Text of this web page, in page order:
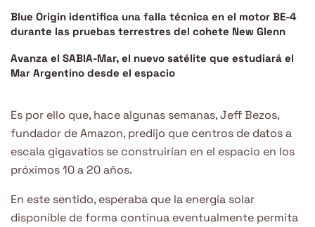
Blue Origin identifica una falla técnica en el motor BE-4
durante las pruebas terrestres del cohete New Glenn
Avanza el SABIA-Mar, el nuevo satélite que estudiará el
Mar Argentino desde el espacio
Es por ello que, hace algunas semanas, Jeff Bezos,
fundador de Amazon, predijo que centros de datos a
escala gigavatios se construirían en el espacio en los
próximos 10 a 20 años.
En este sentido, esperaba que la energía solar
disponible de forma continua eventualmente permita